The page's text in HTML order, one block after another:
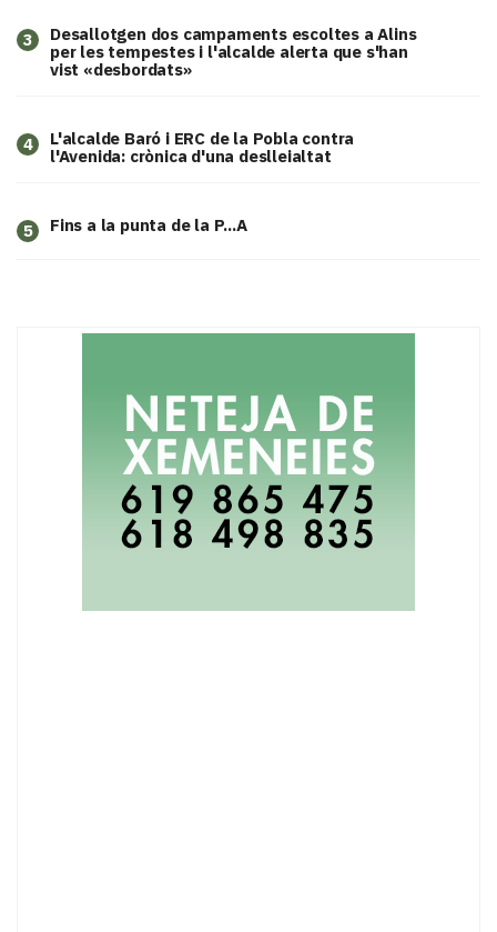
3
​Desallotgen dos campaments escoltes a Alins
per les tempestes i l'alcalde alerta que s'han
vist «desbordats»
4
L'alcalde Baró i ERC de la Pobla contra
l'Avenida: crònica d'una deslleialtat
5 Fins a la punta de la P...A